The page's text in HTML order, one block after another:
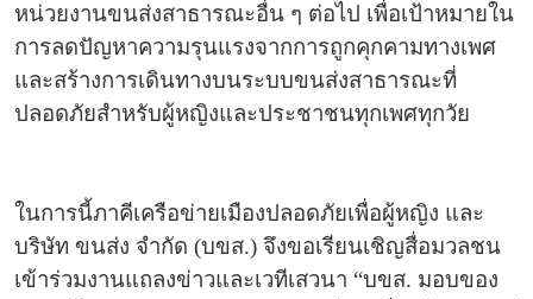
หน่วยงานขนส่งสาธารณะอื่น ๆ ต่อไป เพื่อเป้าหมายใน
การลดปัญหาความรุนแรงจากการถูกคุกคามทางเพศ
และสร้างการเดินทางบนระบบขนส่งสาธารณะที่
ปลอดภัยสำหรับผู้หญิงและประชาชนทุกเพศทุกวัย
ในการนี้ภาคีเครือข่ายเมืองปลอดภัยเพื่อผู้หญิง และ
บริษัท ขนส่ง จำกัด (บขส.) จึงขอเรียนเชิญสื่อมวลชน
เข้าร่วมงานแถลงข่าวและเวทีเสวนา “บขส. มอบของ